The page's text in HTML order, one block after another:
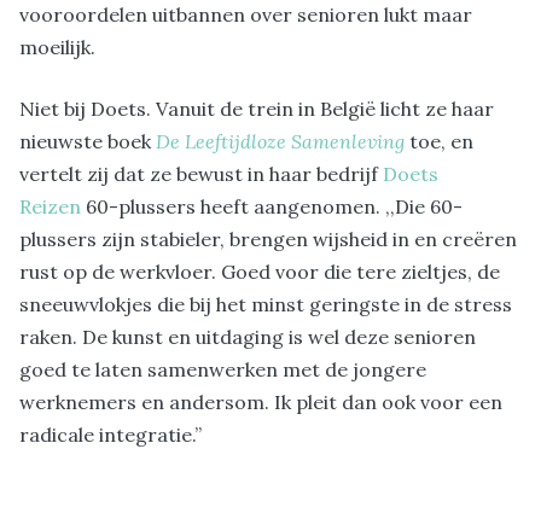
vooroordelen uitbannen over senioren lukt maar
moeilijk.
Niet bij Doets. Vanuit de trein in België licht ze haar
nieuwste boek De Leeftijdloze Samenleving toe, en
vertelt zij dat ze bewust in haar bedrijf Doets
Reizen 60-plussers heeft aangenomen. ,,Die 60-
plussers zijn stabieler, brengen wijsheid in en creëren
rust op de werkvloer. Goed voor die tere zieltjes, de
sneeuwvlokjes die bij het minst geringste in de stress
raken. De kunst en uitdaging is wel deze senioren
goed te laten samenwerken met de jongere
werknemers en andersom. Ik pleit dan ook voor een
radicale integratie.”